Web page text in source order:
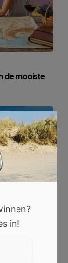
de mooiste
Provence
in!
×